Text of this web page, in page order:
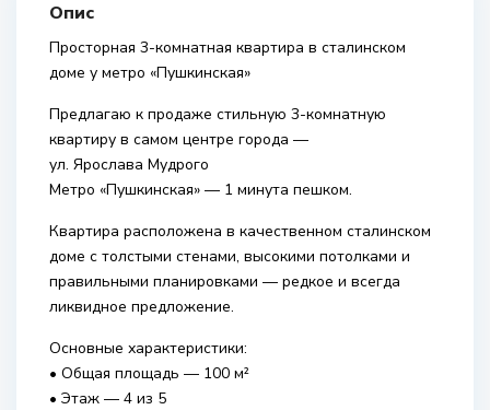
Опис
Просторная 3-комнатная квартира в сталинском
доме у метро «Пушкинская»
Предлагаю к продаже стильную 3-комнатную
квартиру в самом центре города —
ул. Ярослава Мудрого
Метро «Пушкинская» — 1 минута пешком.
Квартира расположена в качественном сталинском
доме с толстыми стенами, высокими потолками и
правильными планировками — редкое и всегда
ликвидное предложение.
Основные характеристики:
• Общая площадь — 100 м²
• Этаж — 4 из 5